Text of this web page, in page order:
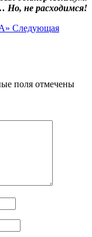
Но, не расходимся!
Следующая
поля отмечены